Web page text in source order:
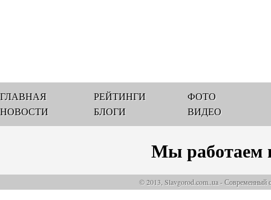
ГЛАВНАЯ
НОВОСТИ
РЕЙТИНГИ
БЛОГИ
ФОТО
ВИДЕО
Мы работаем
© 2013, Slavgorod.com..ua - Современный